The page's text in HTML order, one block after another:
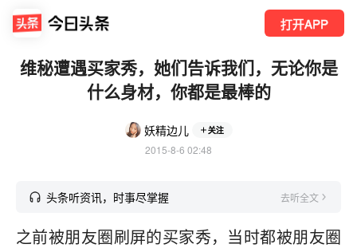
打开APP
维秘遭遇买家秀，她们告诉我们，无论你是
什么身材，你都是最棒的
妖精边儿 关注
2015-8-6 02:48
头条听资讯，时事尽掌握 去听全文
之前被朋友圈刷屏的买家秀，当时都被朋友圈